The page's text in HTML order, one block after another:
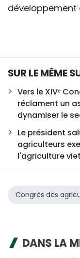
développement
SUR LE MÊME
Vers le XIVᵉ
réclament un
dynamiser le
Le président
agriculteurs
l'agriculture
Congrès des
DANS LA